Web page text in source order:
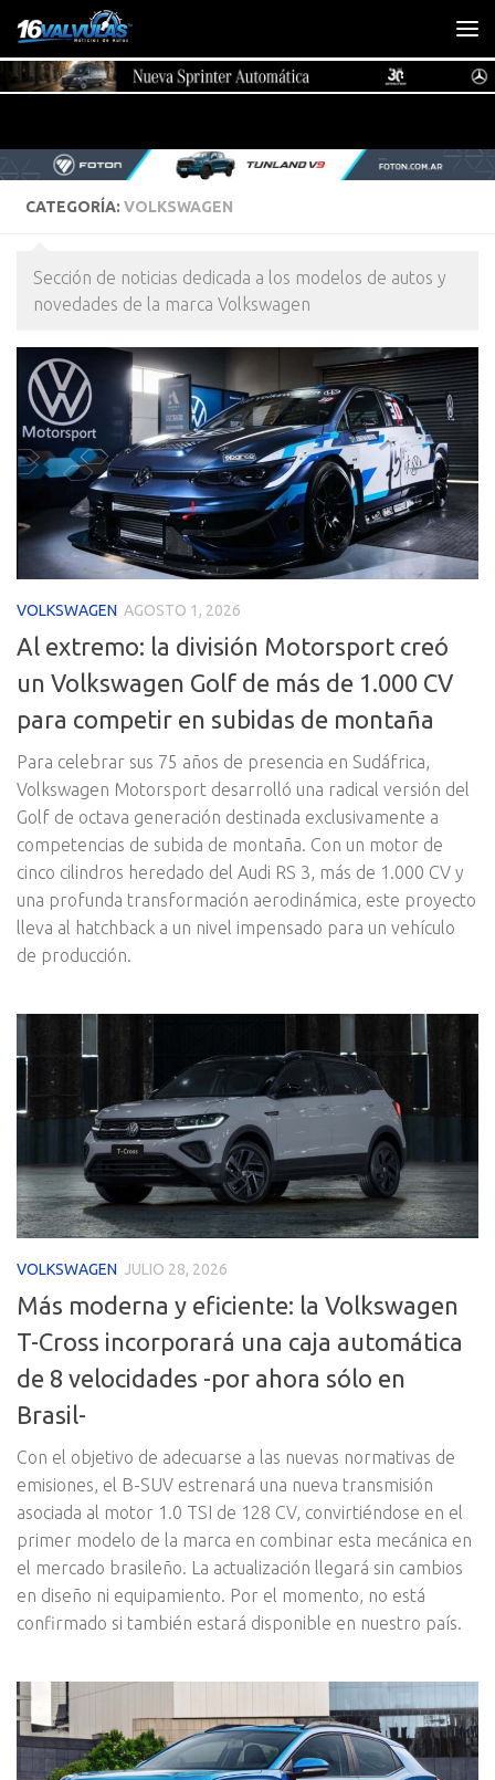
Saltar al contenido
CATEGORÍA: VOLKSWAGEN
Sección de noticias dedicada a los modelos de autos y
novedades de la marca Volkswagen
VOLKSWAGEN AGOSTO 1, 2026
Al extremo: la división Motorsport creó
un Volkswagen Golf de más de 1.000 CV
para competir en subidas de montaña
Para celebrar sus 75 años de presencia en Sudáfrica,
Volkswagen Motorsport desarrolló una radical versión del
Golf de octava generación destinada exclusivamente a
competencias de subida de montaña. Con un motor de
cinco cilindros heredado del Audi RS 3, más de 1.000 CV y
una profunda transformación aerodinámica, este proyecto
lleva al hatchback a un nivel impensado para un vehículo
de producción.
VOLKSWAGEN JULIO 28, 2026
Más moderna y eficiente: la Volkswagen
T-Cross incorporará una caja automática
de 8 velocidades -por ahora sólo en
Brasil-
Con el objetivo de adecuarse a las nuevas normativas de
emisiones, el B-SUV estrenará una nueva transmisión
asociada al motor 1.0 TSI de 128 CV, convirtiéndose en el
primer modelo de la marca en combinar esta mecánica en
el mercado brasileño. La actualización llegará sin cambios
en diseño ni equipamiento. Por el momento, no está
confirmado si también estará disponible en nuestro país.